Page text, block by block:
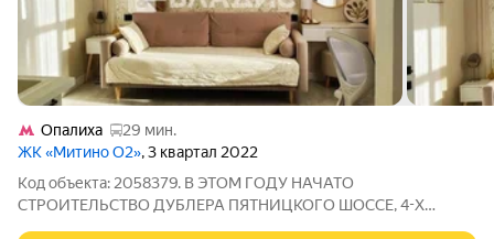
Опалиха
29 мин.
ЖК «Митино О2», 3 квартал 2022
Код объекта: 2058379. В ЭТОМ ГОДУ НАЧАТО
СТРОИТЕЛЬСТВО ДУБЛЕРА ПЯТНИЦКОГО ШОССЕ, 4-Х